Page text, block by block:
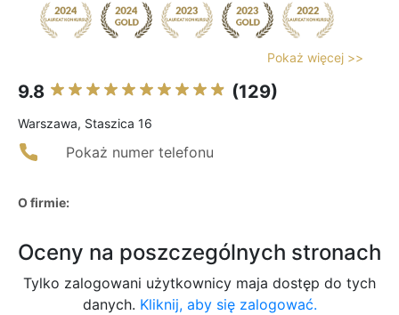
Pokaż więcej >>
9.8 (129)
Warszawa, Staszica 16
Pokaż numer telefonu
O firmie:
Oceny na poszczególnych stronach
Tylko zalogowani użytkownicy maja dostęp do tych
danych. Kliknij, aby się zalogować.